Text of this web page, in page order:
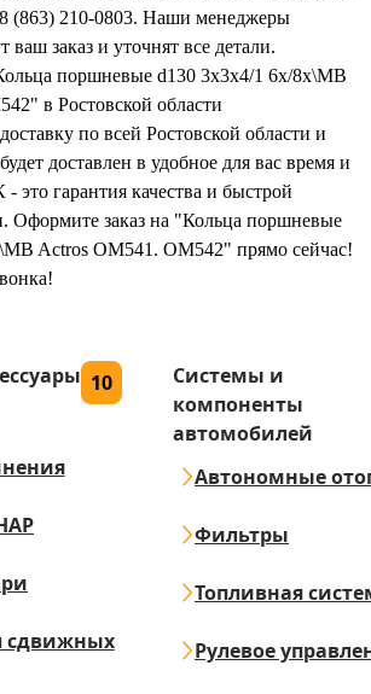
(863) 210-0803. Наши менеджеры
ваш заказ и уточнят все детали.
поршневые d130 3x3x4/1 6x/8x\MB
в Ростовской области
по всей Ростовской области и
доставлен в удобное для вас время и
гарантия качества и быстрой
Оформите заказ на "Кольца поршневые
Actros OM541. OM542" прямо сейчас!
10
сдвижных
Системы и
компоненты
автомобилей
Автономные
Фильтры
Топливная
Рулевое